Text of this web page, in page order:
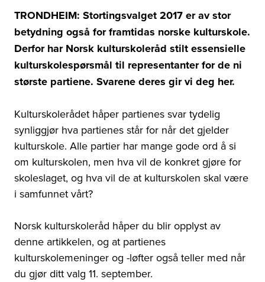
TRONDHEIM: Stortingsvalget 2017 er av stor
betydning også for framtidas norske kulturskole.
Derfor har Norsk kulturskoleråd stilt essensielle
kulturskolespørsmål til representanter for de ni
største partiene. Svarene deres gir vi deg her.
Kulturskolerådet håper partienes svar tydelig
synliggjør hva partienes står for når det gjelder
kulturskole. Alle partier har mange gode ord å si
om kulturskolen, men hva vil de konkret gjøre for
skoleslaget, og hva vil de at kulturskolen skal være
i samfunnet vårt?
Norsk kulturskoleråd håper du blir opplyst av
denne artikkelen, og at partienes
kulturskolemeninger og -løfter også teller med når
du gjør ditt valg 11. september.